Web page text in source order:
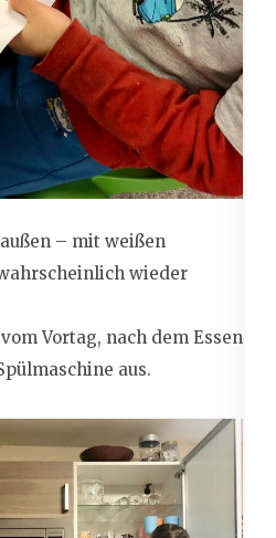
– mit weißen
wieder
Vortag, nach dem Essen
aus.